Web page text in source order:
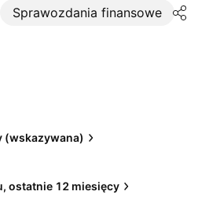
Sprawozdania finansowe
(wskazywana)
ostatnie 12 miesięcy